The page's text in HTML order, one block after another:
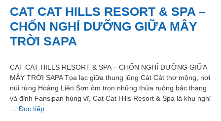
CAT CAT HILLS RESORT & SPA –
CHỐN NGHỈ DƯỠNG GIỮA MÂY
TRỜI SAPA
CAT CAT HILLS RESORT & SPA – CHỐN NGHỈ DƯỠNG GIỮA
MÂY TRỜI SAPA Tọa lạc giữa thung lũng Cát Cát thơ mộng, nơi
núi rừng Hoàng Liên Sơn ôm trọn những thửa ruộng bậc thang
và đỉnh Fansipan hùng vĩ, Cat Cat Hills Resort & Spa là khu nghỉ
… Đọc tiếp